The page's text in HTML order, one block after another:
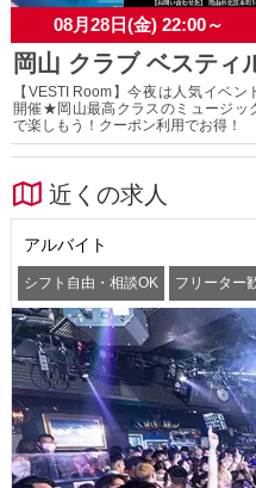
08月28日(金) 22:00～
岡山 クラブ ベスティ
【VESTI Room】今夜は人気イベン
開催★岡山最高クラスのミュージッ
で楽しもう！クーポン利用でお得！
近くの求人
アルバイト
シフト自由・相談OK フリーター
髪型・髪色自由 交通費支給